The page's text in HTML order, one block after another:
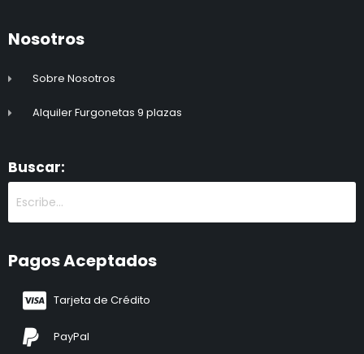
Nosotros
Sobre Nosotros
Alquiler Furgonetas 9 plazas
Buscar:
Pagos Aceptados
Tarjeta de Crédito
PayPal